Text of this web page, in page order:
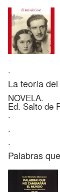
.
La teoría
NOVELA.
Ed. Salto de
.
.
.
Palabras